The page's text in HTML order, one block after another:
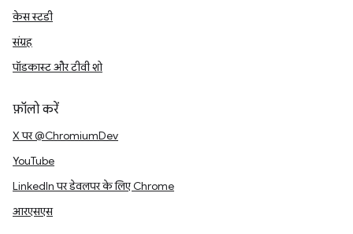
केस स्टडी
संग्रह
पॉडकास्ट और टीवी शो
फ़ॉलो करें
X पर @ChromiumDev
YouTube
LinkedIn पर डेवलपर के लिए Chrome
आरएसएस